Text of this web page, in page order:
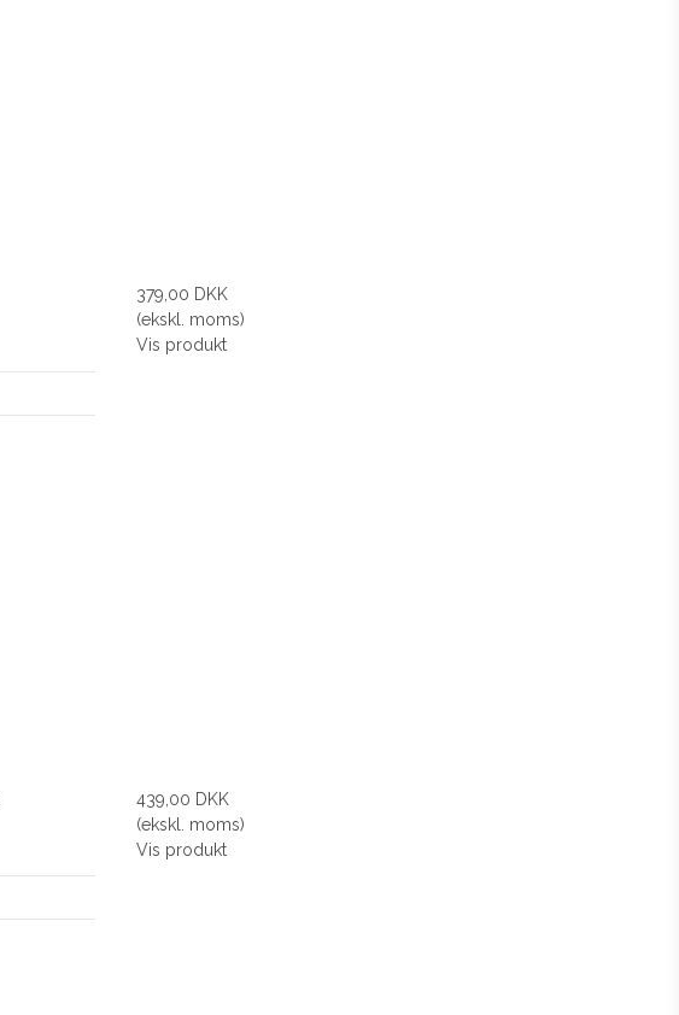
379,00 DKK
(ekskl. moms)
Vis produkt
439,00 DKK
(ekskl. moms)
Vis produkt